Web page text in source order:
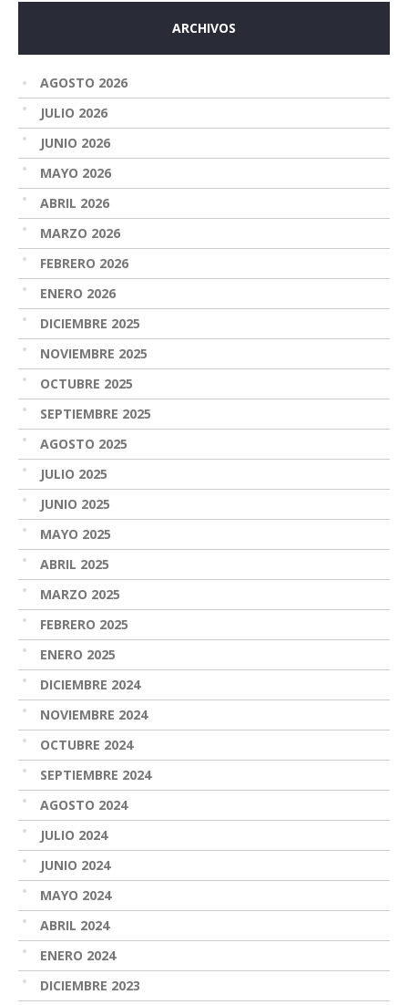
ARCHIVOS
AGOSTO 2026
JULIO 2026
JUNIO 2026
MAYO 2026
ABRIL 2026
MARZO 2026
FEBRERO 2026
ENERO 2026
DICIEMBRE 2025
NOVIEMBRE 2025
OCTUBRE 2025
SEPTIEMBRE 2025
AGOSTO 2025
JULIO 2025
JUNIO 2025
MAYO 2025
ABRIL 2025
MARZO 2025
FEBRERO 2025
ENERO 2025
DICIEMBRE 2024
NOVIEMBRE 2024
OCTUBRE 2024
SEPTIEMBRE 2024
AGOSTO 2024
JULIO 2024
JUNIO 2024
MAYO 2024
ABRIL 2024
ENERO 2024
DICIEMBRE 2023